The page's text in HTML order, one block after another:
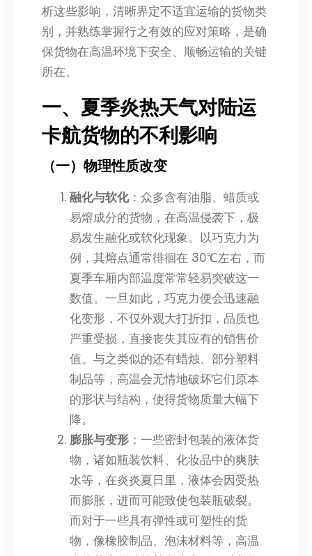
析这些影响，清晰界定不适宜运输的货物类
别，并熟练掌握行之有效的应对策略，是确
保货物在高温环境下安全、顺畅运输的关键
所在。
一、夏季炎热天气对陆运
卡航货物的不利影响
（一）物理性质改变
融化与软化：众多含有油脂、蜡质或
易熔成分的货物，在高温侵袭下，极
易发生融化或软化现象。以巧克力为
例，其熔点通常徘徊在 30℃左右，而
夏季车厢内部温度常常轻易突破这一
数值。一旦如此，巧克力便会迅速融
化变形，不仅外观大打折扣，品质也
严重受损，直接丧失其应有的销售价
值。与之类似的还有蜡烛、部分塑料
制品等，高温会无情地破坏它们原本
的形状与结构，使得货物质量大幅下
降。
膨胀与变形 ：一些密封包装的液体货
物，诸如瓶装饮料、化妆品中的爽肤
水等，在炎炎夏日里，液体会因受热
而膨胀，进而可能致使包装瓶破裂。
而对于一些具有弹性或可塑性的货
物，像橡胶制品、泡沫材料等，高温